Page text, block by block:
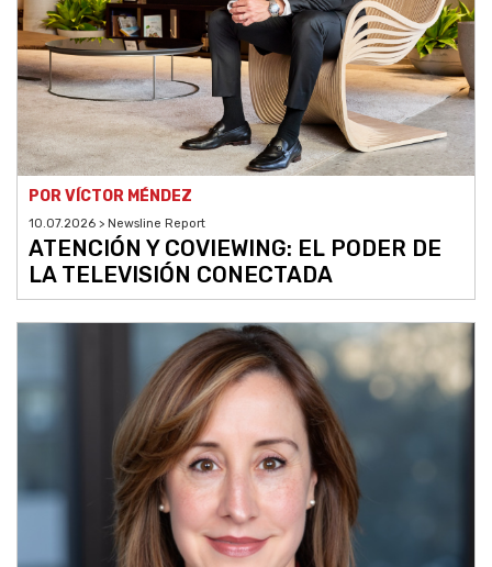
POR VÍCTOR MÉNDEZ
10.07.2026 > Newsline Report
ATENCIÓN Y COVIEWING: EL PODER DE
LA TELEVISIÓN CONECTADA